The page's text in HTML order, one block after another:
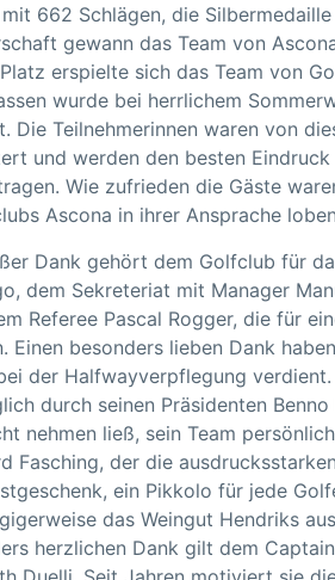
662 Schlägen, die
gewann das Team von
erspielte sich das Team von
wurde bei herrlichem
Die Teilnehmerinnen waren von
und werden den besten
Wie zufrieden die Gäste
Ascona in ihrer Ansprache
Dank gehört dem Golfclub für
dem Sekreteriat mit Manager
Referee Pascal Rogger, die für
Einen besonders lieben Dank
der Halfwayverpflegung
durch seinen Präsidenten
nehmen ließ, sein Team
Fasching, der die
ein Pikkolo für jede
das Weingut Hendriks
herzlichen Dank gilt dem